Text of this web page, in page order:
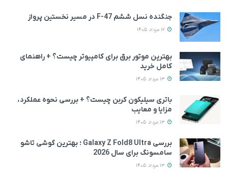
جنگنده نسل ششم F-47 در مسیر نخستین پرواز
بهترین موتور برق برای کامپیوتر چیست؟ + راهنمای
کامل خرید
باتری سیلیکون کربن چیست؟ + بررسی نحوه عملکرد،
مزایا و معایب
بررسی Galaxy Z Fold8 Ultra ؛ بهترین گوشی تاشو
سامسونگ برای سال 2026